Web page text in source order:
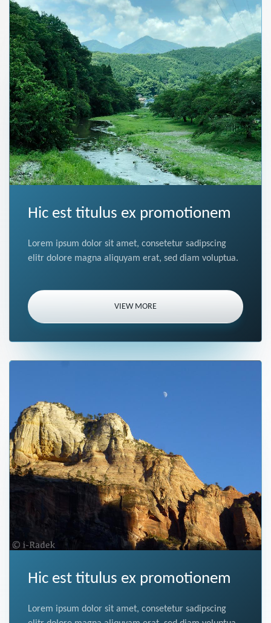
Hic est titulus ex promotionem
Lorem ipsum dolor sit amet, consetetur sadipscing
elitr dolore magna aliquyam erat, sed diam voluptua.
VIEW MORE
Hic est titulus ex promotionem
Lorem ipsum dolor sit amet, consetetur sadipscing